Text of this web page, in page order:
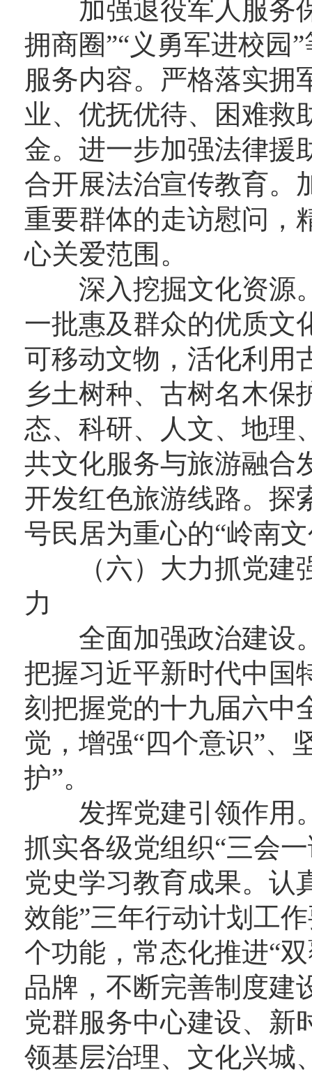
加强退役军人服务保
拥商圈”“义勇军进校园
服务内容。严格落实拥
业、优抚优待、困难救
金。进一步加强法律援
合开展法治宣传教育。
重要群体的走访慰问，
心关爱范围。
深入挖掘文化资源。
一批惠及群众的优质文
可移动文物，活化利用
乡土树种、古树名木保
态、科研、人文、地理
共文化服务与旅游融合
开发红色旅游线路。探
号民居为重心的“岭南
（六）大力抓党建强
力
全面加强政治建设。
把握习近平新时代中国
刻把握党的十九届六中
觉，增强“四个意识”、
护”。
发挥党建引领作用。
抓实各级党组织“三会
党史学习教育成果。认
效能”三年行动计划工
个功能，常态化推进“
品牌，不断完善制度建
党群服务中心建设、新
领基层治理、文化兴城